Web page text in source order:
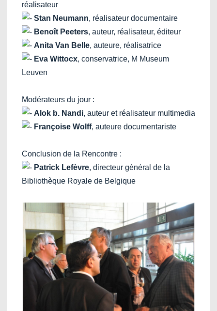
réalisateur
Stan Neumann, réalisateur documentaire
Benoît Peeters, auteur, réalisateur, éditeur
Anita Van Belle, auteure, réalisatrice
Eva Wittocx, conservatrice, M Museum
Leuven
Modérateurs du jour :
Alok b. Nandi, auteur et réalisateur multimedia
Françoise Wolff, auteure documentariste
Conclusion de la Rencontre :
Patrick Lefèvre, directeur général de la
Bibliothèque Royale de Belgique